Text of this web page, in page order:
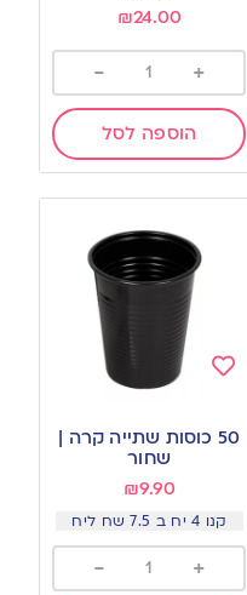
₪24.00
+
-
הוספה לסל
to 50 כוסות שתייה קרה |
שחור
₪9.90
קנו 4 יח ב 7.5 שח ליח
+
-